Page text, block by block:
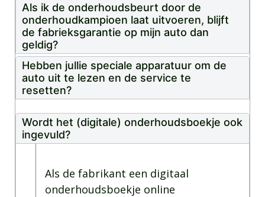
Als ik de onderhoudsbeurt door de
onderhoudkampioen laat uitvoeren, blijft
de fabrieksgarantie op mijn auto dan
geldig?
Hebben jullie speciale apparatuur om de
auto uit te lezen en de service te
resetten?
Wordt het (digitale) onderhoudsboekje ook
ingevuld?
Als de fabrikant een digitaal
onderhoudsboekje online